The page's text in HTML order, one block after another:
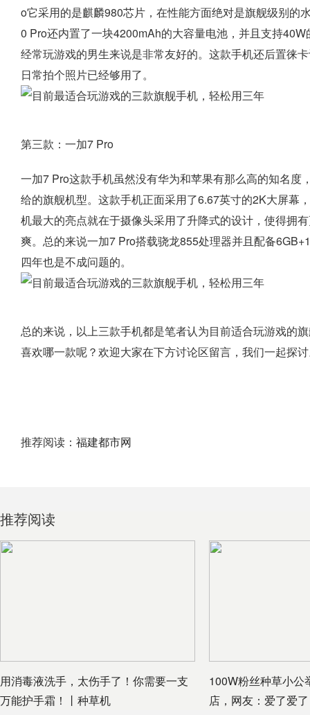
o它采用的是麒麟980芯片，在性能方面绝对是旗舰级别的
0 Pro还内置了一块4200mAh的大容量电池，并且支持
经常玩游戏的男生来说是非常友好的。这款手机还后置徕
日常拍个照片已经够用了。
第三款：一加7 Pro
一加7 Pro这款手机虽然没有华为和苹果有那么高的知名
给的旗舰机型。这款手机正面采用了6.67英寸的2K大屏幕
机最大的亮点就在于摄像头采用了升降式的设计，使得拥
爽。总的来说一加7 Pro搭载骁龙855处理器并且配备
四年也是不成问题的。
总的来说，以上三款手机都是笔者认为目前适合玩游戏的
喜欢哪一款呢？欢迎大家在下方讨论区留言，我们一起探
推荐阅读： 福建都市网
推荐阅读
用消毒液洗手，太伤手了！你需要一支
万能护手霜！丨种草机
100W粉丝种草小公
店，网友：爱了爱了